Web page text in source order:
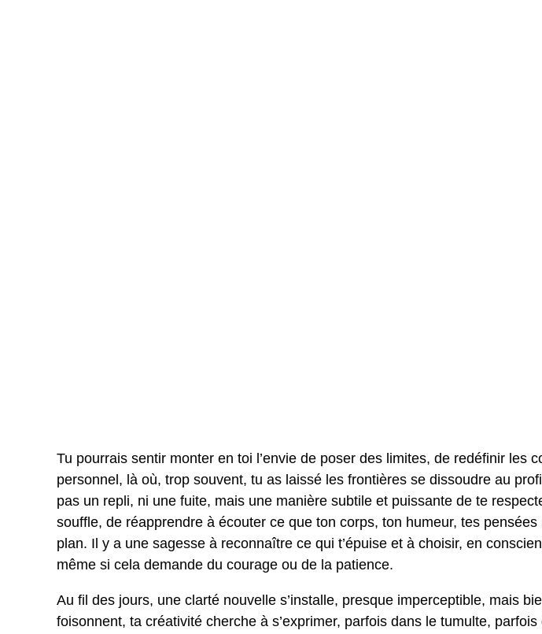
Tu pourrais sentir monter en toi l’envie de poser des limites, de redéfinir les
personnel, là où, trop souvent, tu as laissé les frontières se dissoudre au
pas un repli, ni une fuite, mais une manière subtile et puissante de te
souffle, de réapprendre à écouter ce que ton corps, ton humeur, tes pensées
plan. Il y a une sagesse à reconnaître ce qui t’épuise et à choisir, en
même si cela demande du courage ou de la patience.
Au fil des jours, une clarté nouvelle s’installe, presque imperceptible, mais
foisonnent, ta créativité cherche à s’exprimer, parfois dans le tumulte,